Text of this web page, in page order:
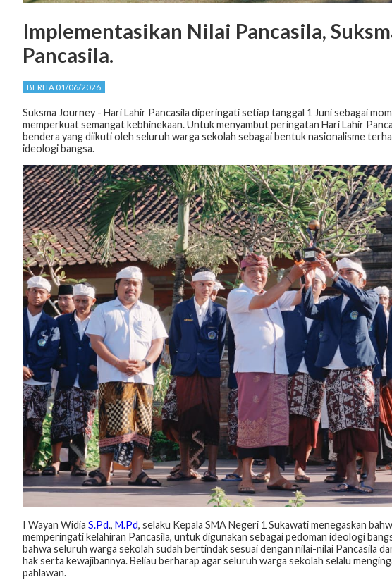
Implementasikan Nilai Pancasila,
Pancasila.
BERITA 01/06/2026
Suksma Journey - Hari Lahir Pancasila diperingati setiap tanggal 1 Juni sebagai
memperkuat semangat kebhinekaan. Untuk menyambut peringatan Hari Lahir
bendera yang diikuti oleh seluruh warga sekolah sebagai bentuk nasionalisme
ideologi bangsa.
I Wayan Widia S.Pd., M.Pd, selaku Kepala SMA Negeri 1 Sukawati menegaskan
memperingati kelahiran Pancasila, untuk digunakan sebagai pedoman ideologi
bahwa seluruh warga sekolah sudah bertindak sesuai dengan nilai-nilai Pancasila
hak serta kewajibannya. Beliau berharap agar seluruh warga sekolah selalu
pahlawan.